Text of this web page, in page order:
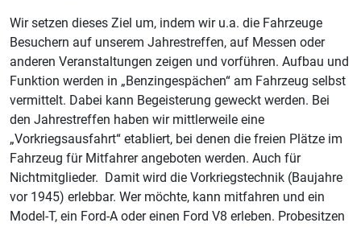
Wir setzen dieses Ziel um, indem wir u.a. die Fahrzeuge
Besuchern auf unserem Jahrestreffen, auf Messen oder
anderen Veranstaltungen zeigen und vorführen. Aufbau und
Funktion werden in „Benzingespächen“ am Fahrzeug selbst
vermittelt. Dabei kann Begeisterung geweckt werden. Bei
den Jahrestreffen haben wir mittlerweile eine
„Vorkriegsausfahrt“ etabliert, bei denen die freien Plätze im
Fahrzeug für Mitfahrer angeboten werden. Auch für
Nichtmitglieder. Damit wird die Vorkriegstechnik (Baujahre
vor 1945) erlebbar. Wer möchte, kann mitfahren und ein
Model-T, ein Ford-A oder einen Ford V8 erleben. Probesitzen